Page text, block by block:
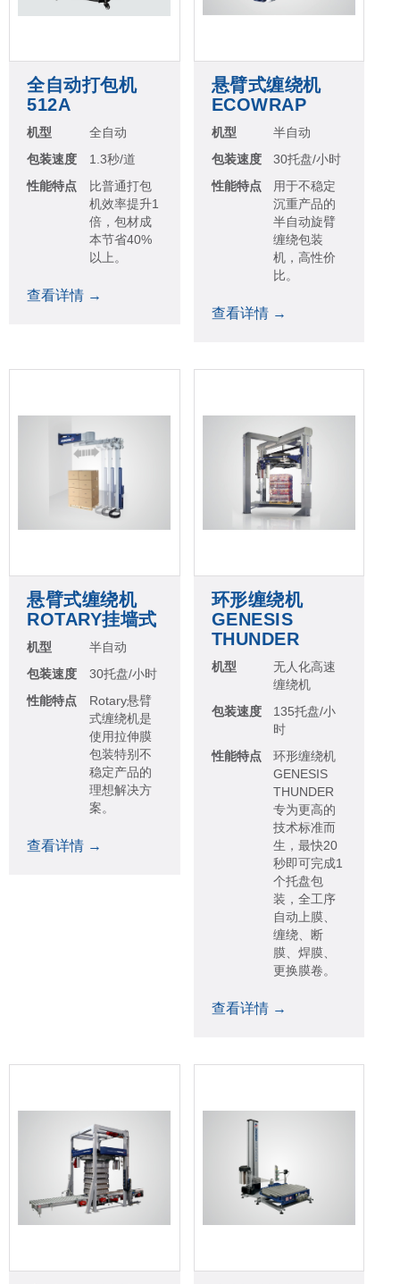
全自动打包机
512A
机型
全自动
包装速度
1.3秒/道
性能特点
比普通打包
机效率提升1
倍，包材成
本节省40%
以上。
查看详情 →
悬臂式缠绕机
ECOWRAP
机型
半自动
包装速度
30托盘/小时
性能特点
用于不稳定
沉重产品的
半自动旋臂
缠绕包装
机，高性价
比。
查看详情 →
悬臂式缠绕机
ROTARY挂墙式
机型
半自动
包装速度
30托盘/小时
性能特点
Rotary悬臂
式缠绕机是
使用拉伸膜
包装特别不
稳定产品的
理想解决方
案。
查看详情 →
环形缠绕机
GENESIS
THUNDER
机型
无人化高速
缠绕机
包装速度
135托盘/小
时
性能特点
环形缠绕机
GENESIS
THUNDER
专为更高的
技术标准而
生，最快20
秒即可完成1
个托盘包
装，全工序
自动上膜、
缠绕、断
膜、焊膜、
更换膜卷。
查看详情 →